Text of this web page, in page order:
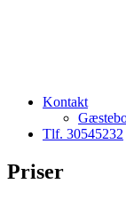
Kontakt
Tlf. 30545232
Priser